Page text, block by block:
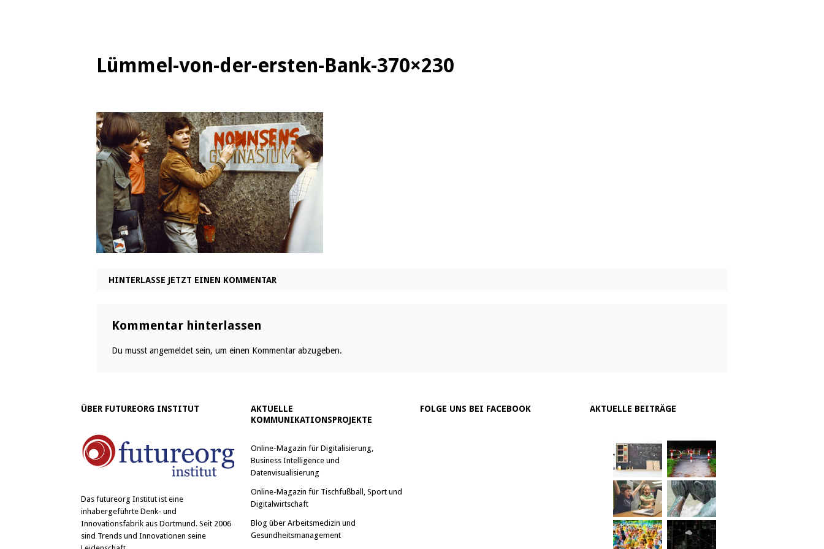
Lümmel-von-der-ersten-Bank-370×230
HINTERLASSE JETZT EINEN KOMMENTAR
Kommentar hinterlassen
Du musst angemeldet sein, um einen Kommentar abzugeben.
ÜBER FUTUREORG INSTITUT
Das futureorg Institut ist eine
inhabergeführte Denk- und
Innovationsfabrik aus Dortmund. Seit 2006
sind Trends und Innovationen seine
AKTUELLE
KOMMUNIKATIONSPROJEKTE
Online-Magazin für Digitalisierung,
Business Intelligence und
Datenvisualisierung
Online-Magazin für Tischfußball, Sport und
Digitalwirtschaft
Blog über Arbeitsmedizin und
Gesundheitsmanagement
FOLGE UNS BEI FACEBOOK AKTUELLE BEITRÄGE